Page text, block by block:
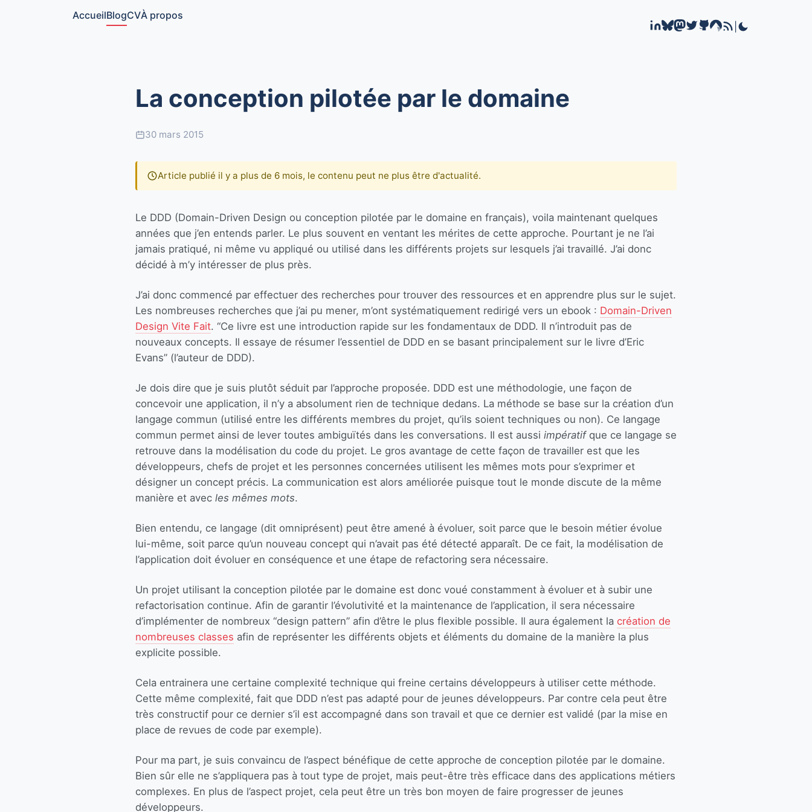
AccueilBlogCVÀ propos
La conception pilotée par le domaine
30 mars 2015
Article publié il y a plus de 6 mois, le contenu peut ne plus être d'actualité.
Le DDD (Domain-Driven Design ou conception pilotée par le domaine en français), voila maintenant quelques
années que j’en entends parler. Le plus souvent en ventant les mérites de cette approche. Pourtant je ne l’ai
jamais pratiqué, ni même vu appliqué ou utilisé dans les différents projets sur lesquels j’ai travaillé. J’ai donc
décidé à m’y intéresser de plus près.
J’ai donc commencé par effectuer des recherches pour trouver des ressources et en apprendre plus sur le sujet.
Les nombreuses recherches que j’ai pu mener, m’ont systématiquement redirigé vers un ebook : Domain-Driven
Design Vite Fait. “Ce livre est une introduction rapide sur les fondamentaux de DDD. Il n’introduit pas de
nouveaux concepts. Il essaye de résumer l’essentiel de DDD en se basant principalement sur le livre d’Eric
Evans” (l’auteur de DDD).
Je dois dire que je suis plutôt séduit par l’approche proposée. DDD est une méthodologie, une façon de
concevoir une application, il n’y a absolument rien de technique dedans. La méthode se base sur la création d’un
langage commun (utilisé entre les différents membres du projet, qu’ils soient techniques ou non). Ce langage
commun permet ainsi de lever toutes ambiguïtés dans les conversations. Il est aussi impératifque ce langage se
retrouve dans la modélisation du code du projet. Le gros avantage de cette façon de travailler est que les
développeurs, chefs de projet et les personnes concernées utilisent les mêmes mots pour s’exprimer et
désigner un concept précis. La communication est alors améliorée puisque tout le monde discute de la même
manière et avec les mêmes mots.
Bien entendu, ce langage (dit omniprésent) peut être amené à évoluer, soit parce que le besoin métier évolue
lui-même, soit parce qu’un nouveau concept qui n’avait pas été détecté apparaît. De ce fait, la modélisation de
l’application doit évoluer en conséquence et une étape de refactoring sera nécessaire.
Un projet utilisant la conception pilotée par le domaine est donc voué constamment à évoluer et à subir une
refactorisation continue. Afin de garantir l’évolutivité et la maintenance de l’application, il sera nécessaire
d’implémenter de nombreux “design pattern” afin d’être le plus flexible possible. Il aura également la création de
nombreuses classes afin de représenter les différents objets et éléments du domaine de la manière la plus
explicite possible.
Cela entrainera une certaine complexité technique qui freine certains développeurs à utiliser cette méthode.
Cette même complexité, fait que DDD n’est pas adapté pour de jeunes développeurs. Par contre cela peut être
très constructif pour ce dernier s’il est accompagné dans son travail et que ce dernier est validé (par la mise en
place de revues de code par exemple).
Pour ma part, je suis convaincu de l’aspect bénéfique de cette approche de conception pilotée par le domaine.
Bien sûr elle ne s’appliquera pas à tout type de projet, mais peut-être très efficace dans des applications métiers
complexes. En plus de l’aspect projet, cela peut être un très bon moyen de faire progresser de jeunes
développeurs.